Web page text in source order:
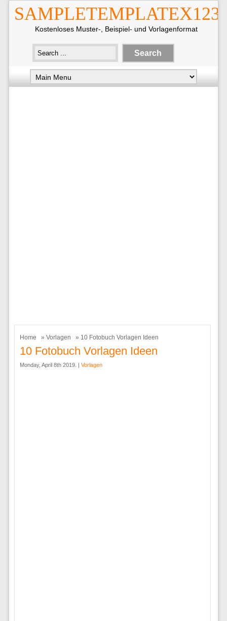
Kostenloses Muster-, Beispiel- und Vorlagenformat
Home » Vorlagen » 10 Fotobuch Vorlagen Ideen
10 Fotobuch Vorlagen Ideen
Monday, April 8th 2019. | Vorlagen